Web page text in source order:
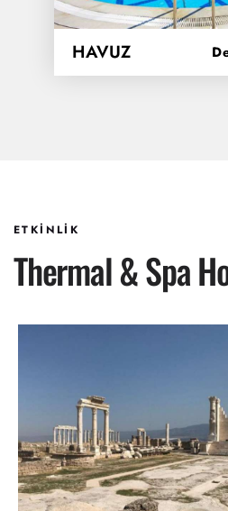
HAVUZ
ETKİNLİK
Thermal & Spa